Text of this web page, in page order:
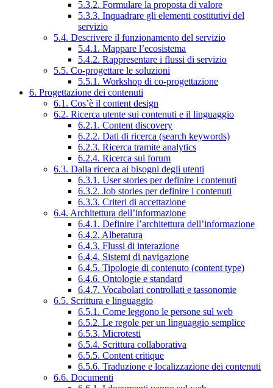
5.3.2. Formulare la proposta di valore
5.3.3. Inquadrare gli elementi costitutivi del
servizio
5.4. Descrivere il funzionamento del servizio
5.4.1. Mappare l’ecosistema
5.4.2. Rappresentare i flussi di servizio
5.5. Co-progettare le soluzioni
5.5.1. Workshop di co-progettazione
6. Progettazione dei contenuti
6.1. Cos’è il content design
6.2. Ricerca utente sui contenuti e il linguaggio
6.2.1. Content discovery
6.2.2. Dati di ricerca (search keywords)
6.2.3. Ricerca tramite analytics
6.2.4. Ricerca sui forum
6.3. Dalla ricerca ai bisogni degli utenti
6.3.1. User stories per definire i contenuti
6.3.2. Job stories per definire i contenuti
6.3.3. Criteri di accettazione
6.4. Architettura dell’informazione
6.4.1. Definire l’architettura dell’informazione
6.4.2. Alberatura
6.4.3. Flussi di interazione
6.4.4. Sistemi di navigazione
6.4.5. Tipologie di contenuto (content type)
6.4.6. Ontologie e standard
6.4.7. Vocabolari controllati e tassonomie
6.5. Scrittura e linguaggio
6.5.1. Come leggono le persone sul web
6.5.2. Le regole per un linguaggio semplice
6.5.3. Microtesti
6.5.4. Scrittura collaborativa
6.5.5. Content critique
6.5.6. Traduzione e localizzazione dei contenuti
6.6. Documenti